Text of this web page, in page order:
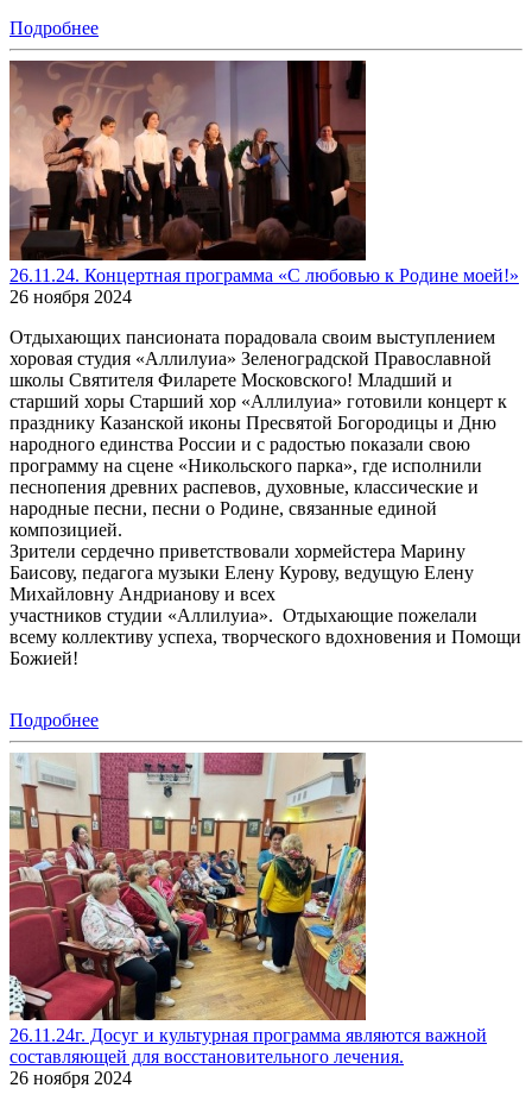
Подробнее
26.11.24. Концертная программа «С любовью к Родине моей!»
26 ноября 2024
Отдыхающих пансионата порадовала своим выступлением
хоровая студия «Аллилуиа» Зеленоградской Православной
школы Святителя Филарете Московского! Младший и
старший хоры Старший хор «Аллилуиа» готовили концерт к
празднику Казанской иконы Пресвятой Богородицы и Дню
народного единства России и с радостью показали свою
программу на сцене «Никольского парка», где исполнили
песнопения древних распевов, духовные, классические и
народные песни, песни о Родине, связанные единой
композицией.
Зрители сердечно приветствовали хормейстера Марину
Баисову, педагога музыки Елену Курову, ведущую Елену
Михайловну Андрианову и всех
участников студии «Аллилуиа». Отдыхающие пожелали
всему коллективу успеха, творческого вдохновения и Помощи
Божией!
Подробнее
26.11.24г. Досуг и культурная программа являются важной
составляющей для восстановительного лечения.
26 ноября 2024